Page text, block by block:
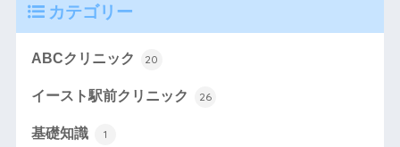
カテゴリー
ABCクリニック 20
イースト駅前クリニック 26
基礎知識 1